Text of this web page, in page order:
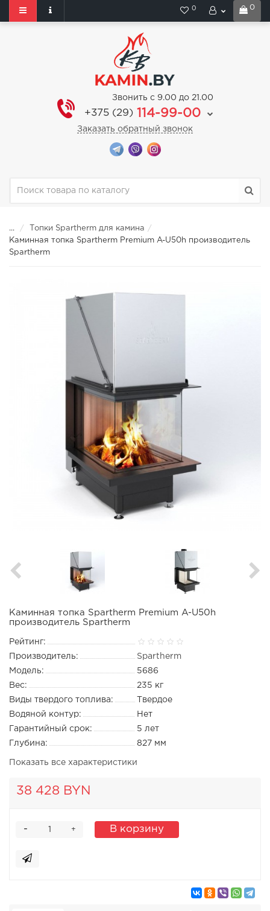
0
0
Звонить с 9.00 до 21.00
+375 (29) 114-99-00
Заказать обратный звонок
...
Топки Spartherm для камина
Каминная топка Spartherm Premium A-U50h производитель
Spartherm
Каминная топка Spartherm Premium A-U50h
производитель Spartherm
Рейтинг:
Производитель:
Spartherm
Модель:
5686
Вес:
235 кг
Виды твердого топлива:
Твердое
Водяной контур:
Нет
Гарантийный срок:
5 лет
Глубина:
827 мм
Показать все характеристики
38 428 BYN
+
- В корзину